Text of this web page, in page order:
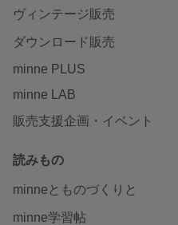
ヴィンテージ販売
ダウンロード販売
minne PLUS
minne LAB
販売支援企画・イベント
読みもの
minneとものづくりと
minne学習帖